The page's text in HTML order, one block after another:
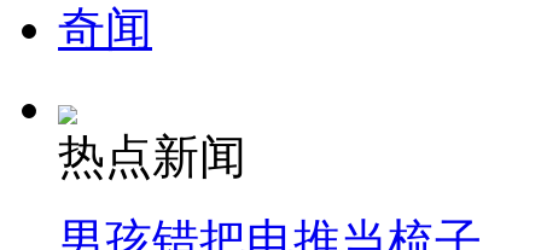
司机酒驾遇交警 急速倒车逃窜
奇闻
热点新闻